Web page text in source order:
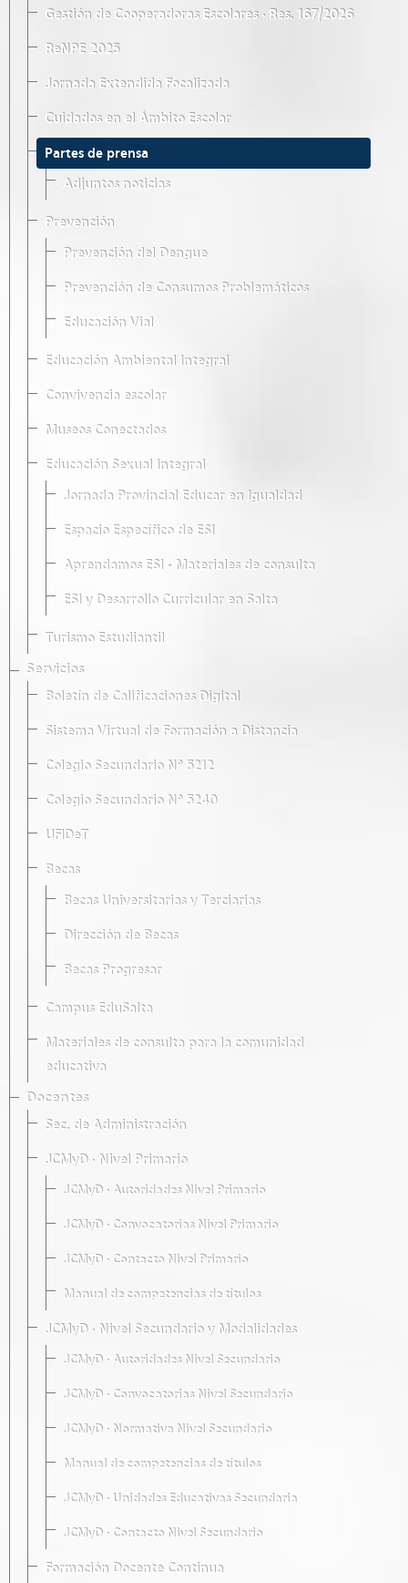
Gestión de Cooperadoras Escolares · Res. 167/2026
ReNPE 2025
Jornada Extendida Focalizada
Cuidados en el Ámbito Escolar
Partes de prensa
Adjuntos noticias
Prevención
Prevención del Dengue
Prevención de Consumos Problemáticos
Educación Vial
Educación Ambiental Integral
Convivencia escolar
Museos Conectados
Educación Sexual Integral
Jornada Provincial Educar en Igualdad
Espacio Específico de ESI
Aprendamos ESI - Materiales de consulta
ESI y Desarrollo Curricular en Salta
Turismo Estudiantil
Servicios
Boletín de Calificaciones Digital
Sistema Virtual de Formación a Distancia
Colegio Secundario Nº 5212
Colegio Secundario Nº 5240
UFIDeT
Becas
Becas Universitarias y Terciarias
Dirección de Becas
Becas Progresar
Campus EduSalta
Materiales de consulta para la comunidad
educativa
Docentes
Sec. de Administración
JCMyD · Nivel Primario
JCMyD · Autoridades Nivel Primario
JCMyD · Convocatorias Nivel Primario
JCMyD · Contacto Nivel Primario
Manual de competencias de títulos
JCMyD · Nivel Secundario y Modalidades
JCMyD · Autoridades Nivel Secundario
JCMyD · Convocatorias Nivel Secundario
JCMyD · Normativa Nivel Secundario
Manual de competencias de títulos
JCMyD · Unidades Educativas Secundaria
JCMyD · Contacto Nivel Secundario
Formación Docente Continua